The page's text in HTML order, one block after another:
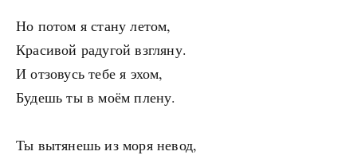
Но потом я стану летом,
Красивой радугой взгляну.
И отзовусь тебе я эхом,
Будешь ты в моём плену.
Ты вытянешь из моря невод,